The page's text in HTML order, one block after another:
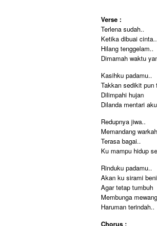
Verse :
Terlena sudah..
Ketika dibuai cinta..
Hilang tenggelam..
Dimamah waktu
Kasihku padamu..
Takkan sedikit pun
Dilimpahi hujan
Dilanda mentari
Redupnya jiwa..
Memandang
Terasa bagai..
Ku mampu hidup
Rinduku padamu..
Akan ku sirami
Agar tetap tumbuh
Membunga
Haruman terindah..
Chorus :